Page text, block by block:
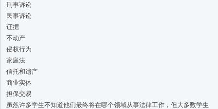
刑事诉讼
民事诉讼
证据
不动产
侵权行为
家庭法
信托和遗产
商业实体
担保交易
虽然许多学生不知道他们最终将在哪个领域从事法律工作，但大多数学生